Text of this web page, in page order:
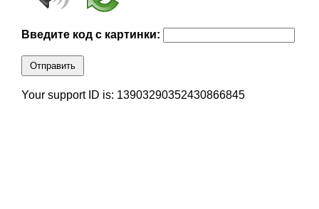
Введите код с картинки:
Отправить
Your support ID is: 13903290352430866845